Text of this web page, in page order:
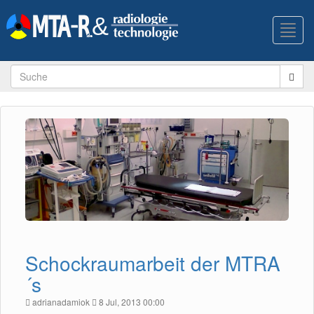
Schockraumarbeit der MTRA
´s
adrianadamiok 8 Jul, 2013 00:00